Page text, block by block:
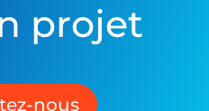
projet
nous